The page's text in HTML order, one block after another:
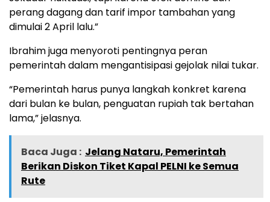
perang dagang dan tarif impor tambahan yang
dimulai 2 April lalu.”
Ibrahim juga menyoroti pentingnya peran
pemerintah dalam mengantisipasi gejolak nilai tukar.
“Pemerintah harus punya langkah konkret karena
dari bulan ke bulan, penguatan rupiah tak bertahan
lama,” jelasnya.
Baca Juga : Jelang Nataru, Pemerintah
Berikan Diskon Tiket Kapal PELNI ke Semua
Rute